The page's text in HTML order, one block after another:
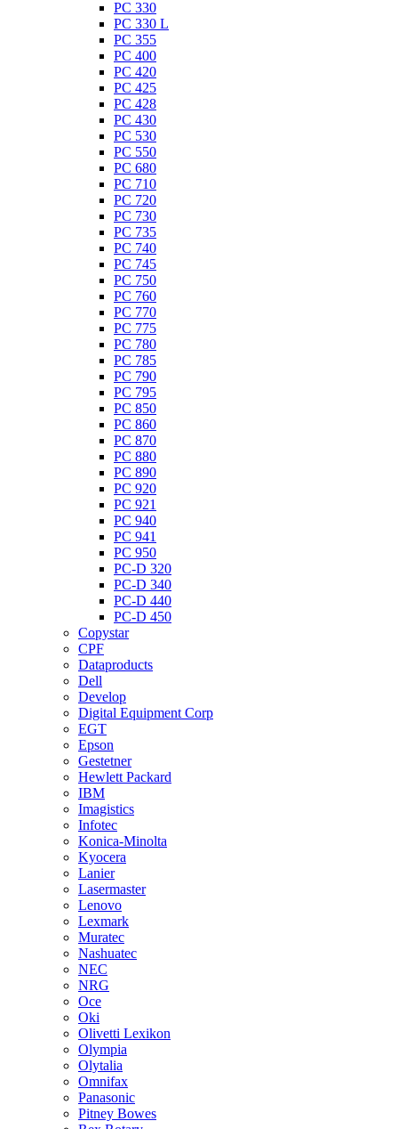
PC 330
PC 330 L
PC 355
PC 400
PC 420
PC 425
PC 428
PC 430
PC 530
PC 550
PC 680
PC 710
PC 720
PC 730
PC 735
PC 740
PC 745
PC 750
PC 760
PC 770
PC 775
PC 780
PC 785
PC 790
PC 795
PC 850
PC 860
PC 870
PC 880
PC 890
PC 920
PC 921
PC 940
PC 941
PC 950
PC-D 320
PC-D 340
PC-D 440
PC-D 450
Copystar
CPF
Dataproducts
Dell
Develop
Digital Equipment Corp
EGT
Epson
Gestetner
Hewlett Packard
IBM
Imagistics
Infotec
Konica-Minolta
Kyocera
Lanier
Lasermaster
Lenovo
Lexmark
Muratec
Nashuatec
NEC
NRG
Oce
Oki
Olivetti Lexikon
Olympia
Olytalia
Omnifax
Panasonic
Pitney Bowes